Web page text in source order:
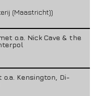
(Maastricht))
o.a. Nick Cave & the
Kensington, Di-